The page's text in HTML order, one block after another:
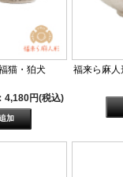
猫・狛犬
4,180円(税込)
福来ら麻人